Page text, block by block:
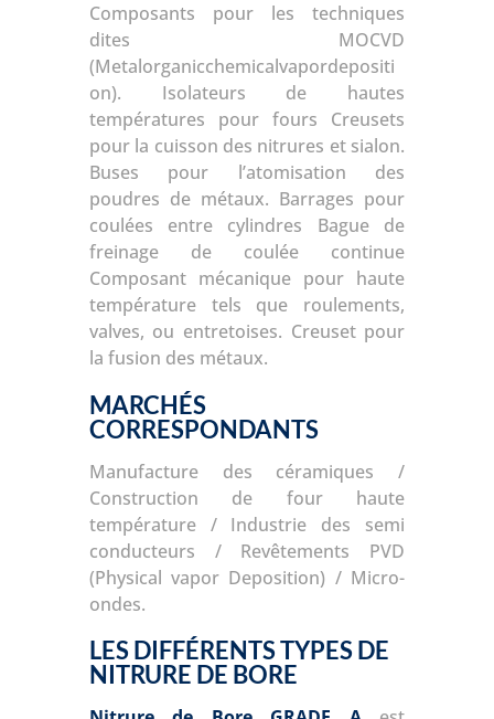
Composants pour les techniques
dites MOCVD
(Metalorganicchemicalvapordepositi
on).
Isolateurs de hautes
températures pour fours
Creusets
pour la cuisson des nitrures et sialon.
Buses pour l’atomisation des
poudres de métaux. Barrages pour
coulées entre cylindres
Bague de
freinage de coulée continue
Composant mécanique pour haute
température tels que roulements,
valves, ou entretoises. Creuset pour
la fusion des métaux.
MARCHÉS
CORRESPONDANTS
Manufacture des céramiques /
Construction de four haute
température / Industrie des semi
conducteurs / Revêtements PVD
(Physical vapor Deposition) / Micro-
ondes.
LES DIFFÉRENTS TYPES DE
NITRURE DE BORE